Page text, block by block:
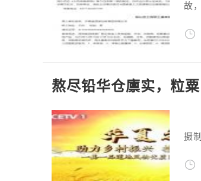
故
熬尽铅华仓廪实，粒粟
熬
摄